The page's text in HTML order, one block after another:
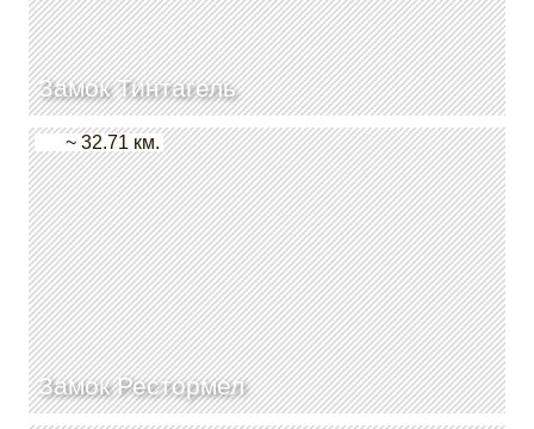
Замок Тинтагель
Замок Рестормел
~ 32.71 км.